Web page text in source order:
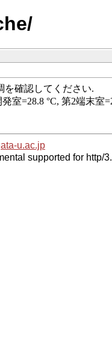
u.ac.jp
supported for http/3.